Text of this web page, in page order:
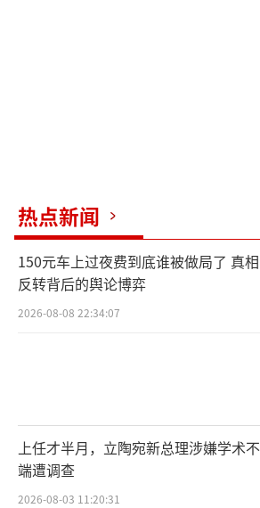
热点新闻
150元车上过夜费到底谁被做局了 真相
反转背后的舆论博弈
2026-08-08 22:34:07
上任才半月，立陶宛新总理涉嫌学术不
端遭调查
2026-08-03 11:20:31